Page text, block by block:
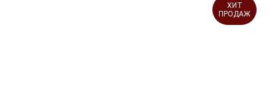
ХИТ
ПРОДАЖ